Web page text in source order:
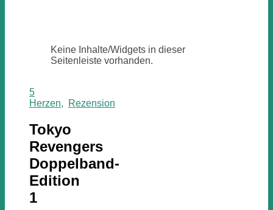
Keine Inhalte/Widgets in dieser
Seitenleiste vorhanden.
5
Herzen, Rezension
Tokyo
Revengers
Doppelband-
Edition
1